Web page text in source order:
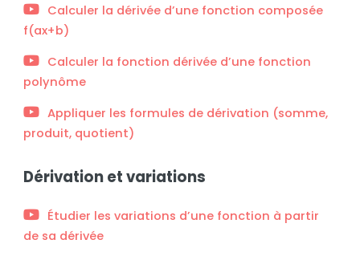
Calculer la dérivée d’une fonction composée
f(ax+b)
Calculer la fonction dérivée d’une fonction
polynôme
Appliquer les formules de dérivation (somme,
produit, quotient)
Dérivation et variations
Étudier les variations d’une fonction à partir
de sa dérivée